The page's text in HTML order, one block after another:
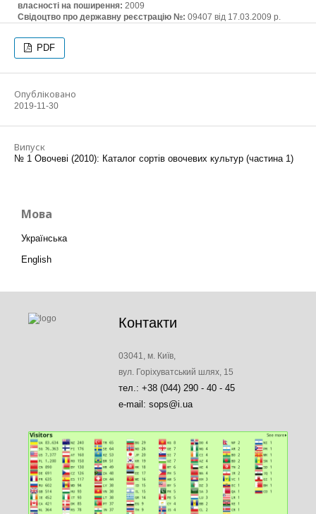
власності на поширення: 2009
Свідоцтво про державну реєстрацію №: 09407 від 17.03.2009 р.
PDF
Опубліковано
2019-11-30
Випуск
№ 1 Овочеві (2010): Каталог сортів овочевих культур (частина 1)
Мова
Українська
English
Контакти
03041, м. Київ,
вул. Горіхуватський шлях, 15
тел.: +38 (044) 290 - 40 - 45
e-mail: sops@i.ua